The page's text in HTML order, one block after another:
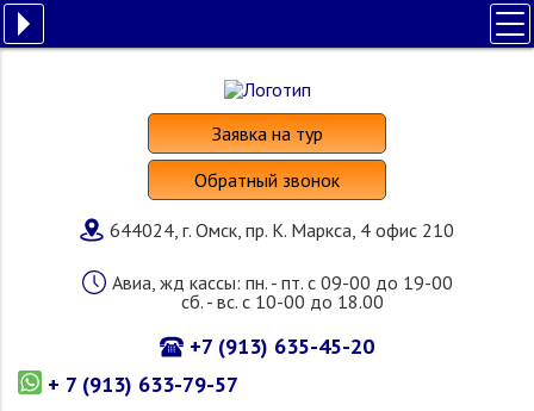
Заявка на тур
Обратный звонок
644024, г. Омск, пр. К. Маркса, 4 офис 210
Авиа, жд кассы: пн. - пт. с 09-00 до 19-00
сб. - вс. с 10-00 до 18.00
+7 (913) 635-45-20
+ 7 (913) 633-79-57
ПОИСК ТУРА
НАШИ УСЛУГИ
СТРАНЫ И ОТЕЛИ
О КОМПАНИИ